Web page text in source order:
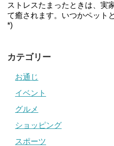
ストレスたまったときは、実
て癒されます。いつかペット
*)
カテゴリー
お通じ
イベント
グルメ
ショッピング
スポーツ